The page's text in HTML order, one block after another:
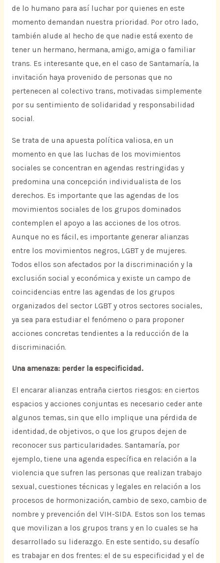
de lo humano para así luchar por quienes en este
momento demandan nuestra prioridad. Por otro lado,
también alude al hecho de que nadie está exento de
tener un hermano, hermana, amigo, amiga o familiar
trans. Es interesante que, en el caso de Santamaría, la
invitación haya provenido de personas que no
pertenecen al colectivo trans, motivadas simplemente
por su sentimiento de solidaridad y responsabilidad
social.
Se trata de una apuesta política valiosa, en un
momento en que las luchas de los movimientos
sociales se concentran en agendas restringidas y
predomina una concepción individualista de los
derechos. Es importante que las agendas de los
movimientos sociales de los grupos dominados
contemplen el apoyo a las acciones de los otros.
Aunque no es fácil, es importante generar alianzas
entre los movimientos negros, LGBT y de mujeres.
Todos ellos son afectados por la discriminación y la
exclusión social y económica y existe un campo de
coincidencias entre las agendas de los grupos
organizados del sector LGBT y otros sectores sociales,
ya sea para estudiar el fenómeno o para proponer
acciones concretas tendientes a la reducción de la
discriminación.
Una amenaza: perder la especificidad.
El encarar alianzas entraña ciertos riesgos: en ciertos
espacios y acciones conjuntas es necesario ceder ante
algunos temas, sin que ello implique una pérdida de
identidad, de objetivos, o que los grupos dejen de
reconocer sus particularidades. Santamaría, por
ejemplo, tiene una agenda específica en relación a la
violencia que sufren las personas que realizan trabajo
sexual, cuestiones técnicas y legales en relación a los
procesos de hormonización, cambio de sexo, cambio de
nombre y prevención del VIH-SIDA. Estos son los temas
que movilizan a los grupos trans y en lo cuales se ha
desarrollado su liderazgo. En este sentido, su desafío
es trabajar en dos frentes: el de su especificidad y el de